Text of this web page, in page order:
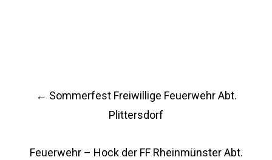
Post
navigation
← Sommerfest Freiwillige Feuerwehr Abt.
Plittersdorf
Feuerwehr – Hock der FF Rheinmünster Abt.